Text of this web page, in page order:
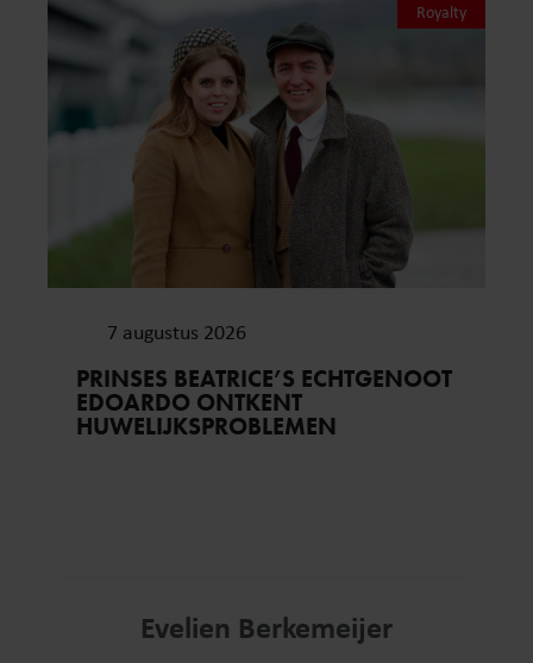
Royalty
7 augustus 2026
PRINSES BEATRICE’S ECHTGENOOT
EDOARDO ONTKENT
HUWELIJKSPROBLEMEN
Evelien Berkemeijer